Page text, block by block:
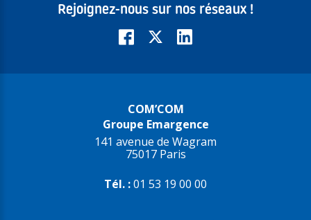
Rejoignez-nous sur nos réseaux !
COM’COM
Groupe Emargence
141 avenue de Wagram
75017 Paris
Tél. :01 53 19 00 00